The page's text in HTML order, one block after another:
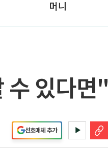
머니
수 있다면"
선호매체 추가